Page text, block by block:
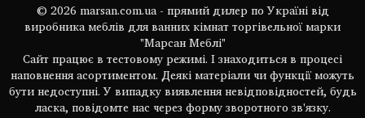
© 2026 marsan.com.ua - прямий дилер по Україні від
виробника меблів для ванних кімнат торгівельної марки
"Марсан Меблі"
Сайт працює в тестовому режимі. І знаходиться в процесі
наповнення асортиментом. Деякі матеріали чи функції можуть
бути недоступні. У випадку виявлення невідповідностей, будь
ласка, повідомте нас через форму зворотного зв'язку.